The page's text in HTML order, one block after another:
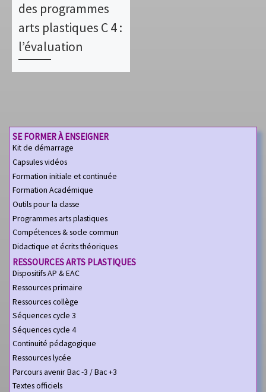
des programmes
arts plastiques C 4 :
l’évaluation
SE FORMER À ENSEIGNER
Kit de démarrage
Capsules vidéos
Formation initiale et continuée
Formation Académique
Outils pour la classe
Programmes arts plastiques
Compétences & socle commun
Didactique et écrits théoriques
RESSOURCES ARTS PLASTIQUES
Dispositifs AP & EAC
Ressources primaire
Ressources collège
Séquences cycle 3
Séquences cycle 4
Continuité pédagogique
Ressources lycée
Parcours avenir Bac -3 / Bac +3
Textes officiels